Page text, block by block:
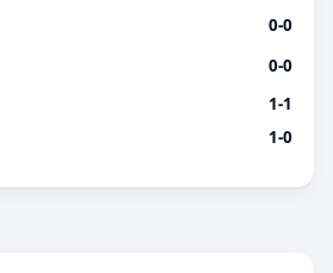
0-0
0-0
1-1
1-0